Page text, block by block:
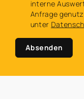
interne
Anfrage
unter
Absenden